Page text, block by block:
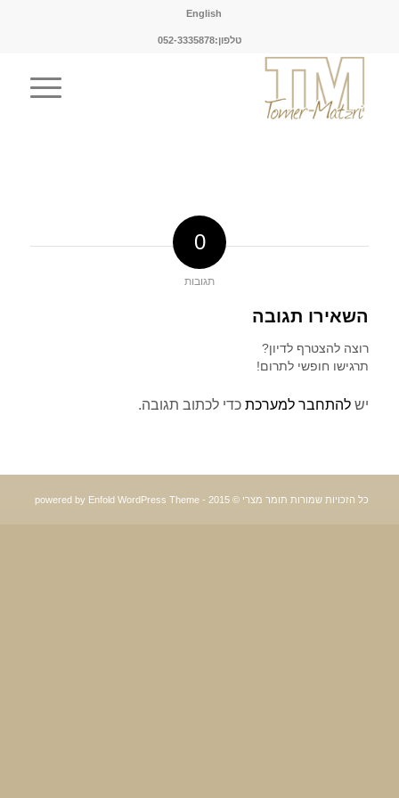
English
טלפון:052-3335878
0
תגובות
השאירו תגובה
רוצה להצטרף לדיון?
תרגישו חופשי לתרום!
יש להתחבר למערכתכדי לכתוב תגובה.
כל הזכויות שמורות תומר מצרי © 2015 - powered by Enfold WordPress Theme